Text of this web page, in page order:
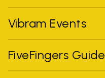
Vibram Events
FiveFingers Guide